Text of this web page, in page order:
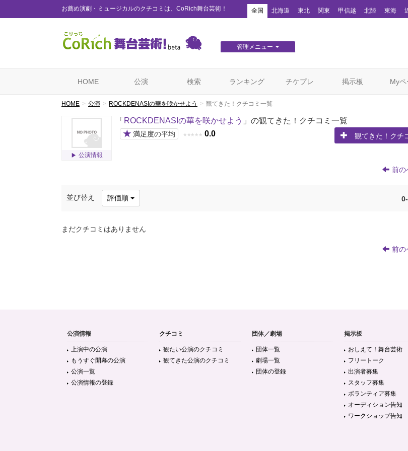
お薦め演劇・ミュージカルのクチコミは、CoRich舞台芸術！ 全国 北海道 東北 関東 甲信越 北陸 東海
管理メニュー
HOME 公演 検索 ランキング チケプレ 掲示板 Myペ
HOME 公演 ROCKDENASIの華を咲かせよう 観てきた！クチコミ一覧
公演情報
「 ROCKDENASIの華を咲かせよう 」の観てきた！クチコミ一覧
★ 満足度の平均 ★ ★ ★ ★ ★ 0.0 観てきた！クチ
前の
並び替え 評価順
まだクチコミはありません
前の
公演情報
上演中の公演
もうすぐ開幕の公演
公演一覧
公演情報の登録
クチコミ
観たい公演のクチコミ
観てきた公演のクチコミ
団体／劇場
団体一覧
劇場一覧
団体の登録
掲示板
おしえて！舞台芸術
フリートーク
出演者募集
スタッフ募集
ボランティア募集
オーディション告知
ワークショップ告知